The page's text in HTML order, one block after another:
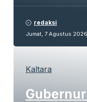
redaksi
Jumat, 7 Agustus 2026
Kaltara